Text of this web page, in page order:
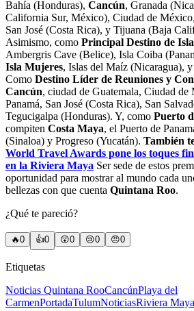
Bahía (Honduras), Cancún, Granada
California Sur, México), Ciudad de
San José (Costa Rica), y Tijuana (Baja
Asimismo, como Principal Destino de Isla
Ambergris Cave (Belice), Isla Coiba
Isla Mujeres, Islas del Maíz (Nicaragua),
Como Destino Líder de Reuniones y
Cancún, ciudad de Guatemala, Ciudad
Panamá, San José (Costa Rica), San
Tegucigalpa (Honduras). Y, como Puerto
compiten Costa Maya, el Puerto de
(Sinaloa) y Progreso (Yucatán). También
World Travel Awards pone los toques
en la Riviera Maya Ser sede de estos
oportunidad para mostrar al mundo cada
bellezas con que cuenta Quintana Roo.
¿Qué te pareció?
🔥0 👍0 😲0 😢0 😠0
Etiquetas
Noticias Quintana RooCancúnPlaya del
CarmenPortadaTulumNoticiasRiviera Maya